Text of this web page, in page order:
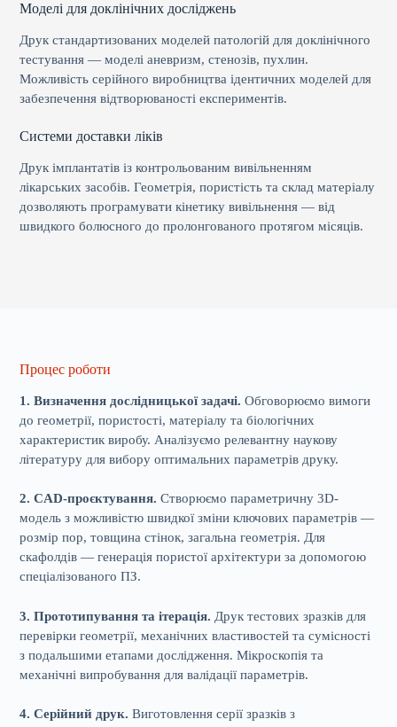
Моделі для доклінічних досліджень
Друк стандартизованих моделей патологій для доклінічного
тестування — моделі аневризм, стенозів, пухлин.
Можливість серійного виробництва ідентичних моделей для
забезпечення відтворюваності експериментів.
Системи доставки ліків
Друк імплантатів із контрольованим вивільненням
лікарських засобів. Геометрія, пористість та склад матеріалу
дозволяють програмувати кінетику вивільнення — від
швидкого болюсного до пролонгованого протягом місяців.
Процес роботи
1. Визначення дослідницької задачі. Обговорюємо вимоги
до геометрії, пористості, матеріалу та біологічних
характеристик виробу. Аналізуємо релевантну наукову
літературу для вибору оптимальних параметрів друку.
2. CAD-проєктування. Створюємо параметричну 3D-
модель з можливістю швидкої зміни ключових параметрів —
розмір пор, товщина стінок, загальна геометрія. Для
скафолдів — генерація пористої архітектури за допомогою
спеціалізованого ПЗ.
3. Прототипування та ітерація. Друк тестових зразків для
перевірки геометрії, механічних властивостей та сумісності
з подальшими етапами дослідження. Мікроскопія та
механічні випробування для валідації параметрів.
4. Серійний друк. Виготовлення серії зразків з